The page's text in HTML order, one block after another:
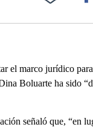
el marco jurídico
Boluarte ha sido
señaló que, “en